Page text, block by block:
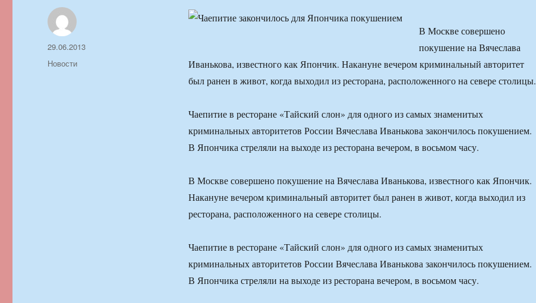
В Москве совершено
покушение на Вячеслава
Иванькова, известного как Япончик. Накануне вечером криминальный авторитет
был ранен в живот, когда выходил из ресторана, расположенного на севере столицы.
Чаепитие в ресторане «Тайский слон» для одного из самых знаменитых
криминальных авторитетов России Вячеслава Иванькова закончилось покушением.
В Япончика стреляли на выходе из ресторана вечером, в восьмом часу.
В Москве совершено покушение на Вячеслава Иванькова, известного как Япончик.
Накануне вечером криминальный авторитет был ранен в живот, когда выходил из
ресторана, расположенного на севере столицы.
Чаепитие в ресторане «Тайский слон» для одного из самых знаменитых
криминальных авторитетов России Вячеслава Иванькова закончилось покушением.
В Япончика стреляли на выходе из ресторана вечером, в восьмом часу.
Автор
Опубликовано
29.06.2013
Рубрики
Новости